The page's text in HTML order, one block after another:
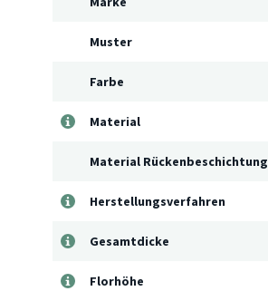
Muster
Farbe
Material
Material Rückenbeschichtung
Herstellungsverfahren
Gesamtdicke
Florhöhe